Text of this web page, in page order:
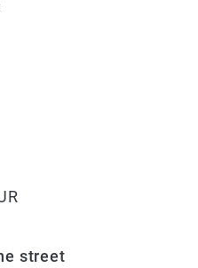
street